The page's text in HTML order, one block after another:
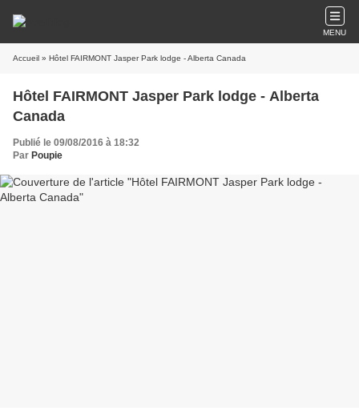
MENU
Accueil » Hôtel FAIRMONT Jasper Park lodge - Alberta Canada
Hôtel FAIRMONT Jasper Park lodge - Alberta
Canada
Publié le 09/08/2016 à 18:32
Par Poupie